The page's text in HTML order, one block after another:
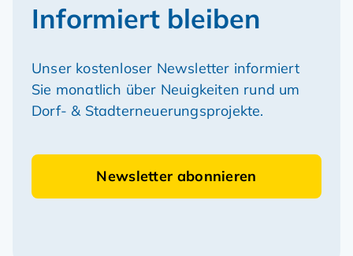
Informiert bleiben
Unser kostenloser Newsletter informiert
Sie monatlich über Neuigkeiten rund um
Dorf- & Stadterneuerungsprojekte.
Newsletter abonnieren